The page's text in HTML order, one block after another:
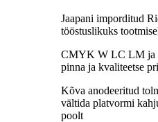
Jaapani imporditud
tööstuslikuks
CMYK W LC LM ja
pinna ja kvaliteetse
Kõva anodeeritud
vältida platvormi
poolt